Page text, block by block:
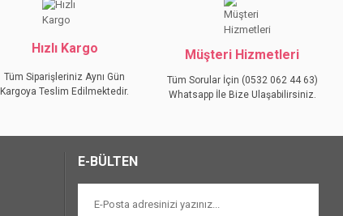
Hızlı Kargo
Tüm Siparişleriniz Aynı Gün
Kargoya Teslim Edilmektedir.
Müşteri Hizmetleri
Tüm Sorular İçin (0532 062 44 63)
Whatsapp İle Bize Ulaşabilirsiniz.
E-BÜLTEN